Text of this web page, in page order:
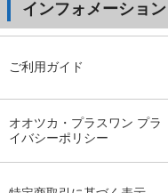
インフォメーション
ご利用ガイド
オオツカ・プラスワン プラ
イバシーポリシー